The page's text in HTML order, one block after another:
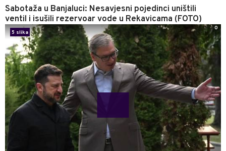
Sabotaža u Banjaluci: Nesavjesni pojedinci uništili
ventil i isušili rezervoar vode u Rekavicama (FOTO)
5 slika
0